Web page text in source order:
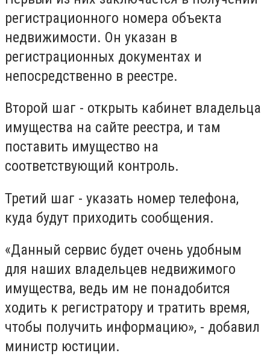
регистрационного номера объекта
недвижимости. Он указан в
регистрационных документах и ​​
непосредственно в реестре.
Второй шаг - открыть кабинет владельца
имущества на сайте реестра, и там
поставить имущество на
соответствующий контроль.
Третий шаг - указать номер телефона,
куда будут приходить сообщения.
«Данный сервис будет очень удобным
для наших владельцев недвижимого
имущества, ведь им не понадобится
ходить к регистратору и тратить время,
чтобы получить информацию», - добавил
министр юстиции.